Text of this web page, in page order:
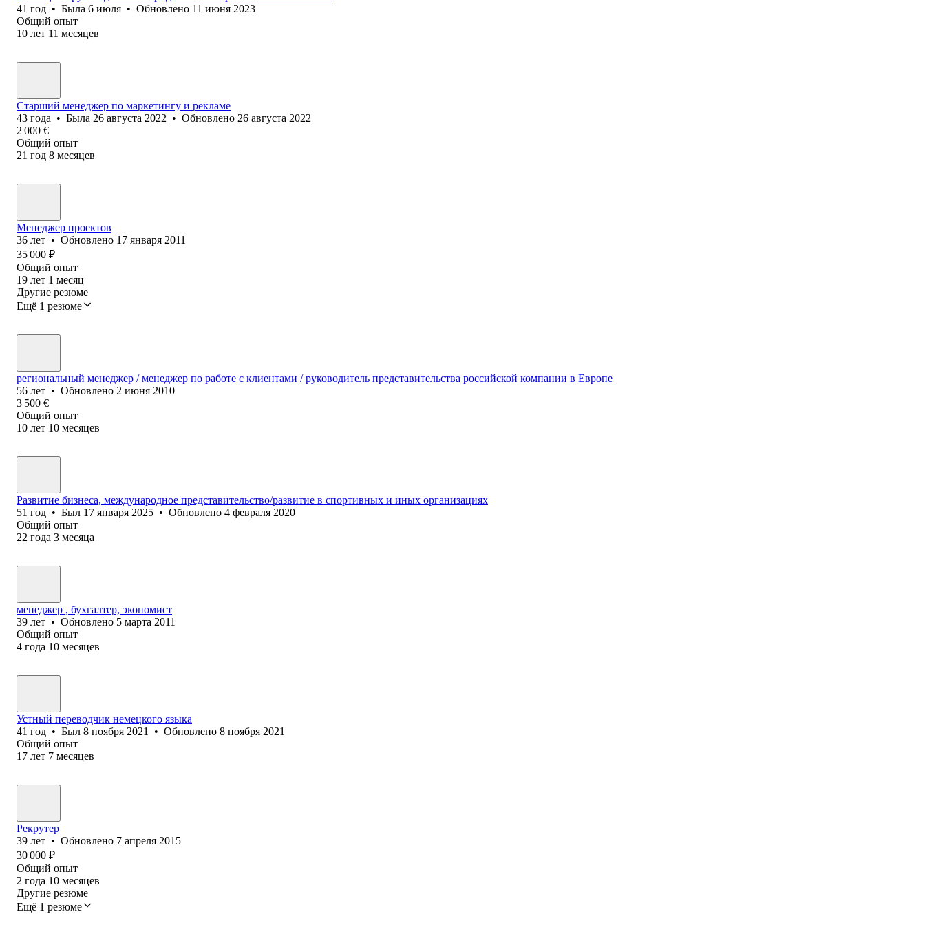
41 год • Была 6 июля • Обновлено 11 июня 2023
Общий опыт
10 лет 11 месяцев
Старший менеджер по маркетингу и рекламе
43 года • Была 26 августа 2022 • Обновлено 26 августа 2022
2 000 €
Общий опыт
21 год 8 месяцев
Менеджер проектов
36 лет • Обновлено 17 января 2011
35 000 ₽
Общий опыт
19 лет 1 месяц
Другие резюме
Ещё 1 резюме
региональный менеджер / менеджер по работе с клиентами / руководитель представительства российской компании в Европе
56 лет • Обновлено 2 июня 2010
3 500 €
Общий опыт
10 лет 10 месяцев
Развитие бизнеса, международное представительство/развитие в спортивных и иных организациях
51 год • Был 17 января 2025 • Обновлено 4 февраля 2020
Общий опыт
22 года 3 месяца
менеджер , бухгалтер, экономист
39 лет • Обновлено 5 марта 2011
Общий опыт
4 года 10 месяцев
Устный переводчик немецкого языка
41 год • Был 8 ноября 2021 • Обновлено 8 ноября 2021
Общий опыт
17 лет 7 месяцев
Рекрутер
39 лет • Обновлено 7 апреля 2015
30 000 ₽
Общий опыт
2 года 10 месяцев
Другие резюме
Ещё 1 резюме